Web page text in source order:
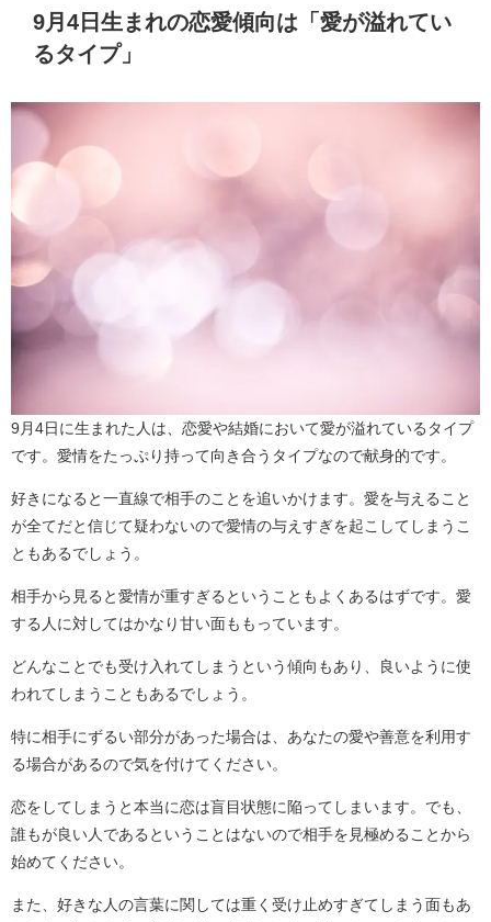
9月4日生まれの恋愛傾向は「愛が溢れてい
るタイプ」
9月4日に生まれた人は、恋愛や結婚において愛が溢れているタイプ
です。愛情をたっぷり持って向き合うタイプなので献身的です。
好きになると一直線で相手のことを追いかけます。愛を与えること
が全てだと信じて疑わないので愛情の与えすぎを起こしてしまうこ
ともあるでしょう。
相手から見ると愛情が重すぎるということもよくあるはずです。愛
する人に対してはかなり甘い面ももっています。
どんなことでも受け入れてしまうという傾向もあり、良いように使
われてしまうこともあるでしょう。
特に相手にずるい部分があった場合は、あなたの愛や善意を利用す
る場合があるので気を付けてください。
恋をしてしまうと本当に恋は盲目状態に陥ってしまいます。でも、
誰もが良い人であるということはないので相手を見極めることから
始めてください。
また、好きな人の言葉に関しては重く受け止めすぎてしまう面もあ